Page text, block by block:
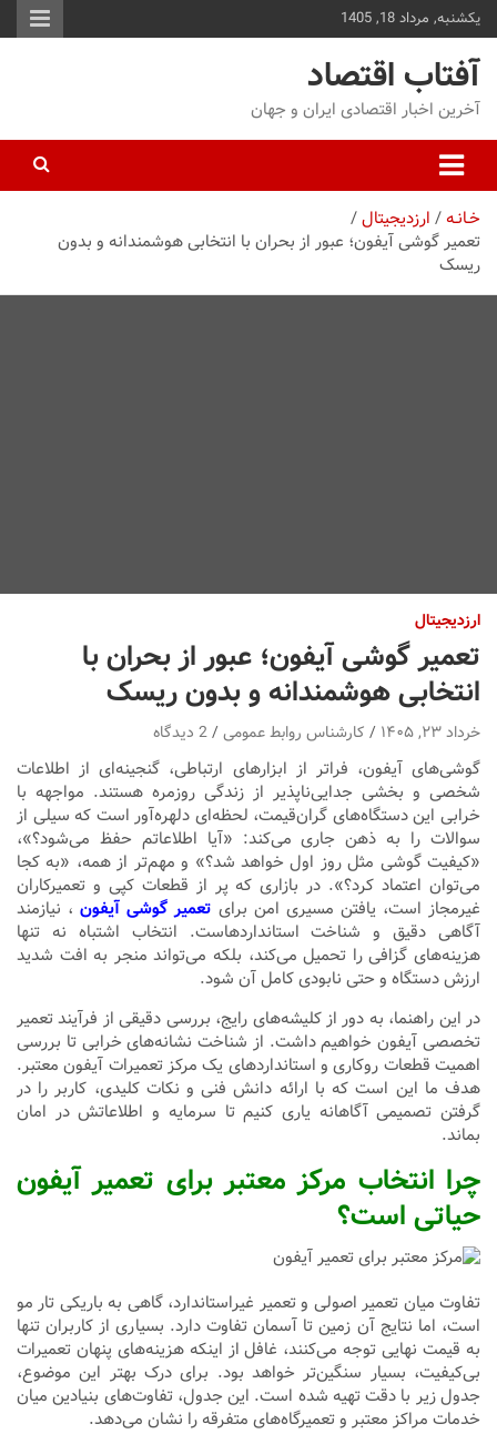
یکشنبه, مرداد 18, 1405
آفتاب اقتصاد
آخرین اخبار اقتصادی ایران و جهان
خـانـه ارزدیجیتال
تعمیر گوشی آیفون؛ عبور از بحران با انتخابی هوشمندانه و بدون
ریسک
ارزدیجیتال
تعمیر گوشی آیفون؛ عبور از بحران با
انتخابی هوشمندانه و بدون ریسک
خرداد ۲۳, ۱۴۰۵ کارشناس روابط عمومی 2 دیدگاه
گوشی‌های آیفون، فراتر از ابزارهای ارتباطی، گنجینه‌ای از اطلاعات
شخصی و بخشی جدایی‌ناپذیر از زندگی روزمره هستند. مواجهه با
خرابی این دستگاه‌های گران‌قیمت، لحظه‌ای دلهره‌آور است که سیلی از
سوالات را به ذهن جاری می‌کند: «آیا اطلاعاتم حفظ می‌شود؟»،
«کیفیت گوشی مثل روز اول خواهد شد؟» و مهم‌تر از همه، «به کجا
می‌توان اعتماد کرد؟». در بازاری که پر از قطعات کپی و تعمیرکاران
غیرمجاز است، یافتن مسیری امن برایتعمیر گوشی آیفون، نیازمند
آگاهی دقیق و شناخت استانداردهاست. انتخاب اشتباه نه تنها
هزینه‌های گزافی را تحمیل می‌کند، بلکه می‌تواند منجر به افت شدید
ارزش دستگاه و حتی نابودی کامل آن شود.
در این راهنما، به دور از کلیشه‌های رایج، بررسی دقیقی از فرآیند تعمیر
تخصصی آیفون خواهیم داشت. از شناخت نشانه‌های خرابی تا بررسی
اهمیت قطعات روکاری و استانداردهای یک مرکز تعمیرات آیفون معتبر.
هدف ما این است که با ارائه دانش فنی و نکات کلیدی، کاربر را در
گرفتن تصمیمی آگاهانه یاری کنیم تا سرمایه و اطلاعاتش در امان
بماند.
چرا انتخاب مرکز معتبر برای تعمیر آیفون
حیاتی است؟
تفاوت میان تعمیر اصولی و تعمیر غیراستاندارد، گاهی به باریکی تار مو
است، اما نتایج آن زمین تا آسمان تفاوت دارد. بسیاری از کاربران تنها
به قیمت نهایی توجه می‌کنند، غافل از اینکه هزینه‌های پنهان تعمیرات
بی‌کیفیت، بسیار سنگین‌تر خواهد بود. برای درک بهتر این موضوع،
جدول زیر با دقت تهیه شده است. این جدول، تفاوت‌های بنیادین میان
خدمات مراکز معتبر و تعمیرگاه‌های متفرقه را نشان می‌دهد.